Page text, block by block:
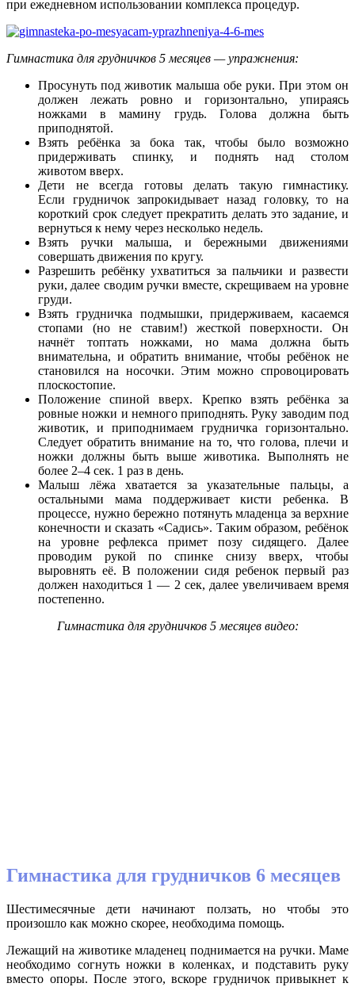
при ежедневном использовании комплекса процедур.
Гимнастика для грудничков 5 месяцев — упражнения:
Просунуть под животик малыша обе руки. При этом он
должен лежать ровно и горизонтально, упираясь
ножками в мамину грудь. Голова должна быть
приподнятой.
Взять ребёнка за бока так, чтобы было возможно
придерживать спинку, и поднять над столом
животом вверх.
Дети не всегда готовы делать такую гимнастику.
Если грудничок запрокидывает назад головку, то на
короткий срок следует прекратить делать это задание, и
вернуться к нему через несколько недель.
Взять ручки малыша, и бережными движениями
совершать движения по кругу.
Разрешить ребёнку ухватиться за пальчики и развести
руки, далее сводим ручки вместе, скрещиваем на уровне
груди.
Взять грудничка подмышки, придерживаем, касаемся
стопами (но не ставим!) жесткой поверхности. Он
начнёт топтать ножками, но мама должна быть
внимательна, и обратить внимание, чтобы ребёнок не
становился на носочки. Этим можно спровоцировать
плоскостопие.
Положение спиной вверх. Крепко взять ребёнка за
ровные ножки и немного приподнять. Руку заводим под
животик, и приподнимаем грудничка горизонтально.
Следует обратить внимание на то, что голова, плечи и
ножки должны быть выше животика. Выполнять не
более 2–4 сек. 1 раз в день.
Малыш лёжа хватается за указательные пальцы, а
остальными мама поддерживает кисти ребенка. В
процессе, нужно бережно потянуть младенца за верхние
конечности и сказать «Садись». Таким образом, ребёнок
на уровне рефлекса примет позу сидящего. Далее
проводим рукой по спинке снизу вверх, чтобы
выровнять её. В положении сидя ребенок первый раз
должен находиться 1 — 2 сек, далее увеличиваем время
постепенно.
Гимнастика для грудничков 5 месяцев видео:
Гимнастика для грудничков 6 месяцев
Шестимесячные дети начинают ползать, но чтобы это
произошло как можно скорее, необходима помощь.
Лежащий на животике младенец поднимается на ручки. Маме
необходимо согнуть ножки в коленках, и подставить руку
вместо опоры. После этого, вскоре грудничок привыкнет к